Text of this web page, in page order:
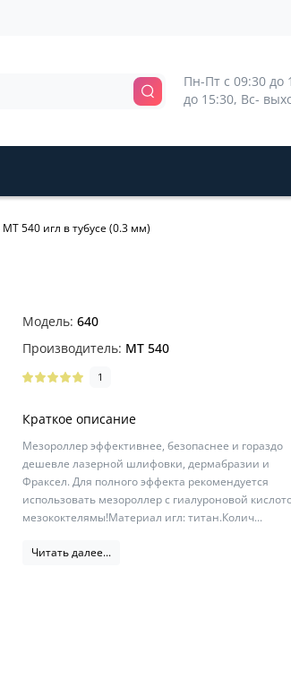
Пн-Пт с 09:30 до
до 15:30, Вс-
540 игл в тубусе (0.3 мм)
Модель:640
Производитель: MT 540
1
Краткое описание
Мезороллер эффективнее, безопаснее и гораздо
дешевле лазерной шлифовки, дермабразии и
Фраксел. Для полного эффекта рекомендуется
использовать мезороллер с гиалуроновой
мезококтелямы!Материал игл: титан.Колич...
Читать далее...